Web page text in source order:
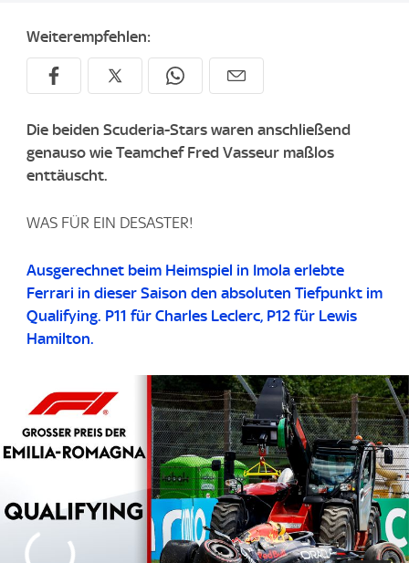
Weiterempfehlen:
Die beiden Scuderia-Stars waren anschließend
genauso wie Teamchef Fred Vasseur maßlos
enttäuscht.
WAS FÜR EIN DESASTER!
Ausgerechnet beim Heimspiel in Imola erlebte
Ferrari in dieser Saison den absoluten Tiefpunkt im
Qualifying. P11 für Charles Leclerc, P12 für Lewis
Hamilton.